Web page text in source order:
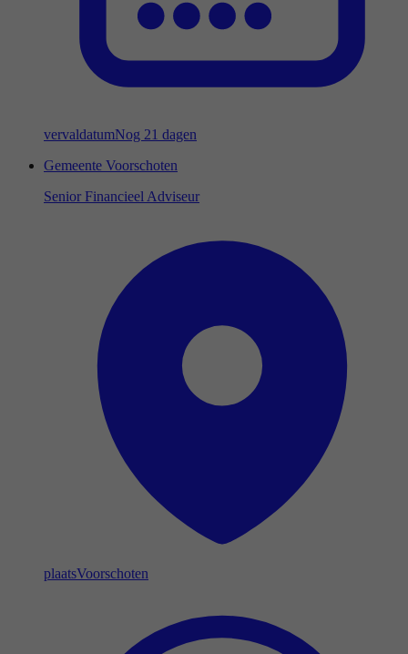
vervaldatumNog 21 dagen
Gemeente Voorschoten
Senior Financieel Adviseur
plaatsVoorschoten